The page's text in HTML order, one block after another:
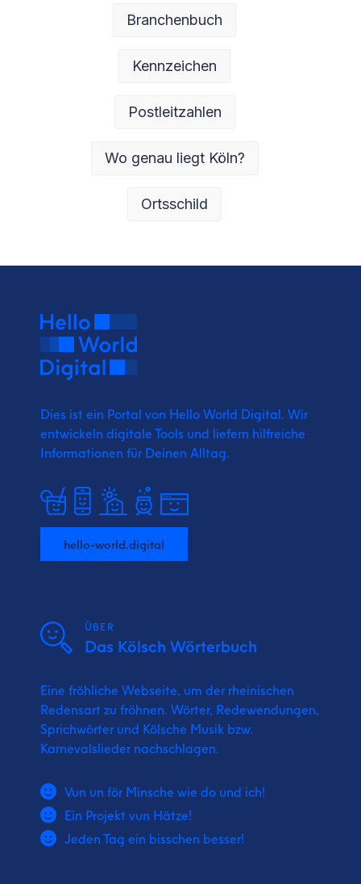
Branchenbuch
Kennzeichen
Postleitzahlen
Wo genau liegt Köln?
Ortsschild
Dies ist ein Portal von Hello World Digital. Wir
entwickeln digitale Tools und liefern hilfreiche
Informationen für Deinen Alltag.
hello-world.digital
ÜBER
Das Kölsch Wörterbuch
Eine fröhliche Webseite, um der rheinischen
Redensart zu fröhnen. Wörter, Redewendungen,
Sprichwörter und Kölsche Musik bzw.
Karnevalslieder nachschlagen.
Vun un för Minsche wie do und ich!
Ein Projekt vun Hätze!
Jeden Tag ein bisschen besser!